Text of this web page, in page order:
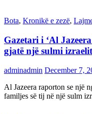
Bota, Kronikë e zezë,
Gazetari i ‘Al
gjatë një sulmi izraelit
adminadmin December 7,
Al Jazeera raporton se një
familjes së tij në një sulm